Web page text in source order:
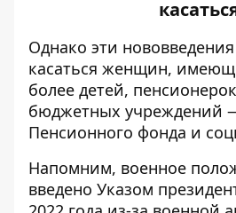
Однако эти
касаться женщин,
более детей,
бюджетных учреждений
Пенсионного фонда и
Напомним, военное
введено Указом